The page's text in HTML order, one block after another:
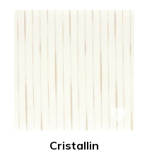
Cristallin